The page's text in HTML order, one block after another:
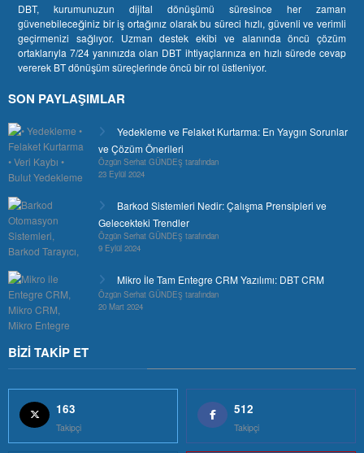
DBT, kurumunuzun dijital dönüşümü süresince her zaman
güvenebileceğiniz bir iş ortağınız olarak bu süreci hızlı, güvenli ve verimli
geçirmenizi sağlıyor. Uzman destek ekibi ve alanında öncü çözüm
ortaklarıyla 7/24 yanınızda olan DBT ihtiyaçlarınıza en hızlı sürede cevap
vererek BT dönüşüm süreçlerinde öncü bir rol üstleniyor.
SON PAYLAŞIMLAR
Yedekleme ve Felaket Kurtarma: En Yaygın Sorunlar
ve Çözüm Önerileri
Özgün Serhat GÜNDEŞ tarafından
23 Eylül 2024
Barkod Sistemleri Nedir: Çalışma Prensipleri ve
Gelecekteki Trendler
Özgün Serhat GÜNDEŞ tarafından
9 Eylül 2024
Mikro İle Tam Entegre CRM Yazılımı: DBT CRM
Özgün Serhat GÜNDEŞ tarafından
20 Mart 2024
BİZİ TAKİP ET
163
Takipçi
512
Takipçi